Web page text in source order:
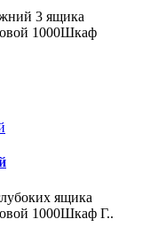
3 ящика
1000Шкаф
ящика
1000Шкаф Г..